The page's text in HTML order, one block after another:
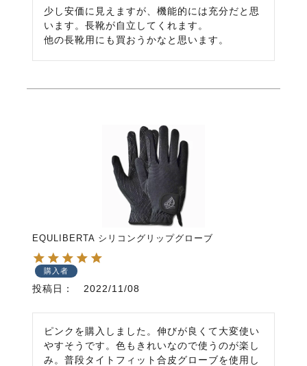
少し安価に見えますが、機能的には充分だと思
います。長靴が自立してくれます。
他の長靴用にも買おうかなと思います。
EQULIBERTA シリコングリップグローブ
購入者
投稿日 2022/11/08
ピンクを購入しました。伸びが良くて大変使い
やすそうです。色もきれいなので使うのが楽し
み。普段タイトフィット合皮グローブを使用し